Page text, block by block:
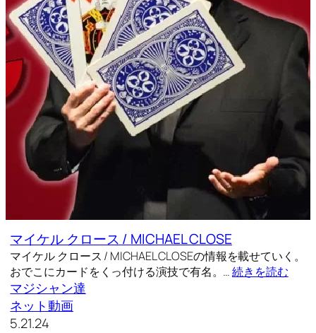
マイケル クロース / MICHAEL CLOSE
マイケル クロース / MICHAEL CLOSEの情報を載せていく。
おでこにカードをくっ付ける演技で有名。…続きを読む
マジシャン達
ネット動画
5.21.24